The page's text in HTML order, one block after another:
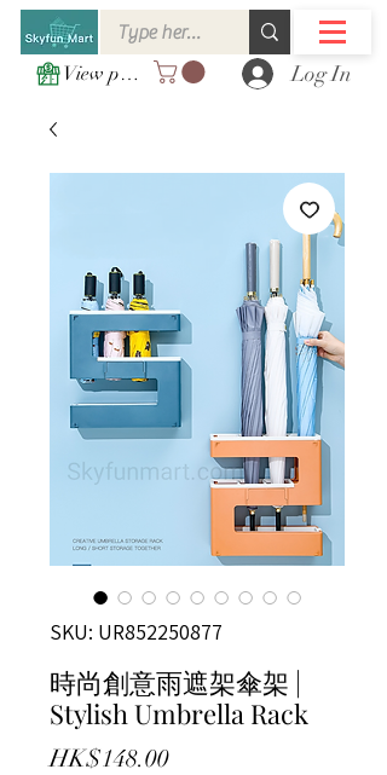
View points Log In
SKU: UR852250877
時尚創意雨遮架傘架 |
Stylish Umbrella Rack
HK$148.00Price